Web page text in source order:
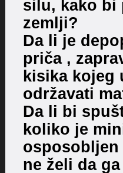
silu, kako bi
zemlji?
Da li je
priča ,
kisika kojeg
održavati
Da li bi
koliko je
ne želi da